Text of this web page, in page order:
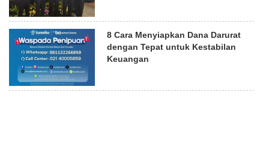
8 Cara Menyiapkan Dana Darurat
dengan Tepat untuk Kestabilan
Keuangan